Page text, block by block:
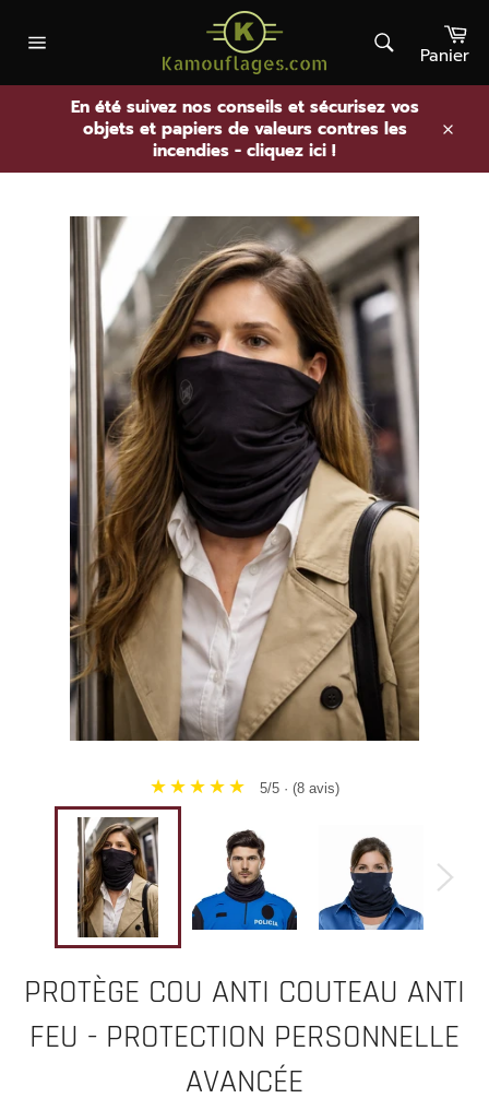
contenu
Rechercher
Panier
En été suivez nos conseils et sécurisez vos
objets et papiers de valeurs contres les
incendies - cliquez ici !
★★★★★ 5/5 · (8 avis)
PROTÈGE COU ANTI COUTEAU ANTI
FEU - PROTECTION PERSONNELLE
AVANCÉE